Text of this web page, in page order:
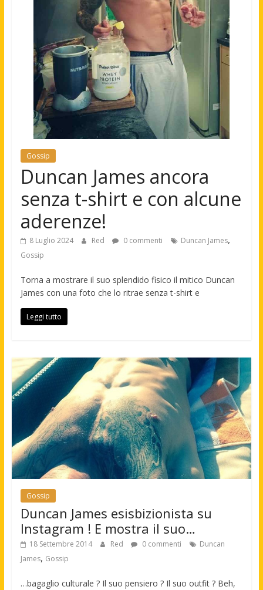
Gossip
Duncan James ancora
senza t-shirt e con alcune
aderenze!
8 Luglio 2024 Red 0 commenti Duncan James,
Gossip
Torna a mostrare il suo splendido fisico il mitico Duncan
James con una foto che lo ritrae senza t-shirt e
Leggi tutto
Gossip
Duncan James esisbizionista su
Instagram ! E mostra il suo…
18 Settembre 2014 Red 0 commenti
Duncan
James, Gossip
…bagaglio culturale ? Il suo pensiero ? Il suo outfit ? Beh,